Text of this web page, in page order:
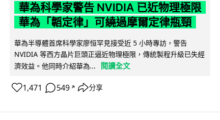
華為科學家警告 NVIDIA 已近物理極限
華為「韜定律」可繞過摩爾定律瓶頸
華為半導體首席科學家廖恒罕見接受近 5 小時專訪，警告
NVIDIA 等西方晶片巨頭正逼近物理極限，傳統製程升級已失經
濟效益。他同時介紹華為...
閱讀全文
1,471 549 ↗ 分享